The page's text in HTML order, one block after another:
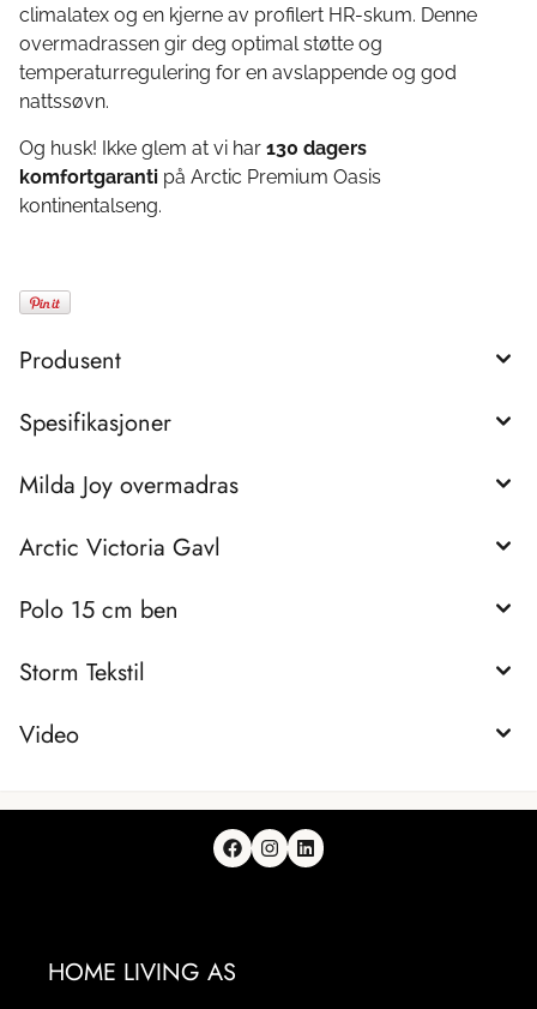
climalatex og en kjerne av profilert HR-skum. Denne
overmadrassen gir deg optimal støtte og
temperaturregulering for en avslappende og god
nattssøvn.
Og husk! Ikke glem at vi har 130 dagers
komfortgaranti på Arctic Premium Oasis
kontinentalseng.
Produsent
Spesifikasjoner
Milda Joy overmadras
Arctic Victoria Gavl
Polo 15 cm ben
Storm Tekstil
Video
HOME LIVING AS